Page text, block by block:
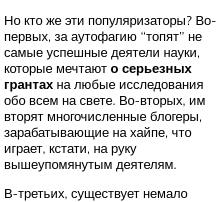
Но кто же эти популяризаторы? Во-
первых, за аутофагию “топят” не
самые успешные деятели науки,
которые мечтают о серьезных
грантах на любые исследования
обо всем на свете. Во-вторых, им
вторят многочисленные блогеры,
зарабатывающие на хайпе, что
играет, кстати, на руку
вышеупомянутым деятелям.
В-третьих, существует немало